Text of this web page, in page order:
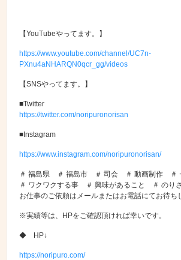
【YouTubeやってます。】
https://www.youtube.com/channel/UC7n-
PXnu4aNHARQN0qcr_gg/videos
【SNSやってます。】
■Twitter
https://twitter.com/noripuronorisan
■Instagram
https://www.instagram.com/noripuronorisan/
＃ 福島県 ＃ 福島市 ＃ 司会 ＃ 動画制作 ＃
＃ ワクワクする事 ＃ 興味があること ＃ のり
お仕事のご依頼はメールまたはお電話にてお待ち
※実績等は、HPをご確認頂ければ幸いです。
◆ HP↓
https://noripuro.com/